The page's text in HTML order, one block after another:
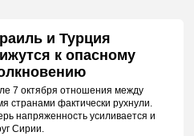
и Турция
к опасному
7 октября отношения между
странами фактически рухнули.
напряженность усиливается и
Сирии.